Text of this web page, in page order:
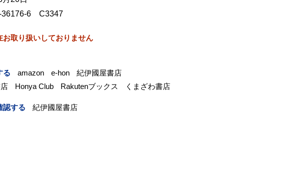
36176-6 C3347
お取り扱いしておりません
る amazon e-hon
紀伊國屋書店
Honya Club Rakutenブックス くまざわ書店
認する 紀伊國屋書店